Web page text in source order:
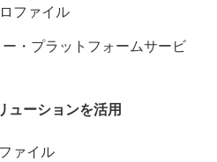
ファイル
・プラットフォームサービ
ューションを活用
ァイル